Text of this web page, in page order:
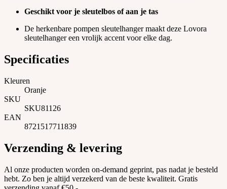
Geschikt voor je sleutelbos of aan je tas
De herkenbare pompen sleutelhanger maakt deze Lovora
sleutelhanger een vrolijk accent voor elke dag.
Specificaties
Kleuren
Oranje
SKU
SKU81126
EAN
8721517711839
Verzending & levering
Al onze producten worden on-demand geprint, pas nadat je besteld
hebt. Zo ben je altijd verzekerd van de beste kwaliteit. Gratis